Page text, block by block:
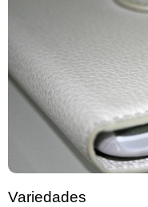
Variedades